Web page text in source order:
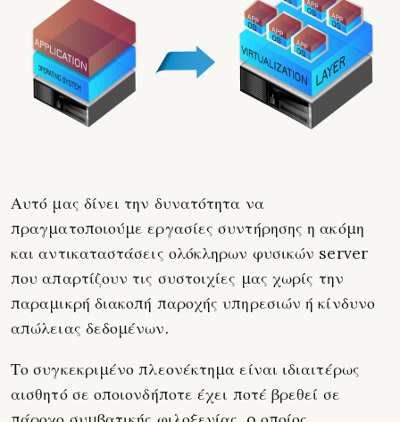
Αυτό μας δίνει την δυνατότητα να
πραγματοποιούμε εργασίες συντήρησης η ακόμη
και αντικαταστάσεις ολόκληρων φυσικών server
που απαρτίζουν τις συστοιχίες μας χωρίς την
παραμικρή διακοπή παροχής υπηρεσιών ή κίνδυνο
απώλειας δεδομένων.
Το συγκεκριμένο πλεονέκτημα είναι ιδιαιτέρως
αισθητό σε οποιονδήποτε έχει ποτέ βρεθεί σε